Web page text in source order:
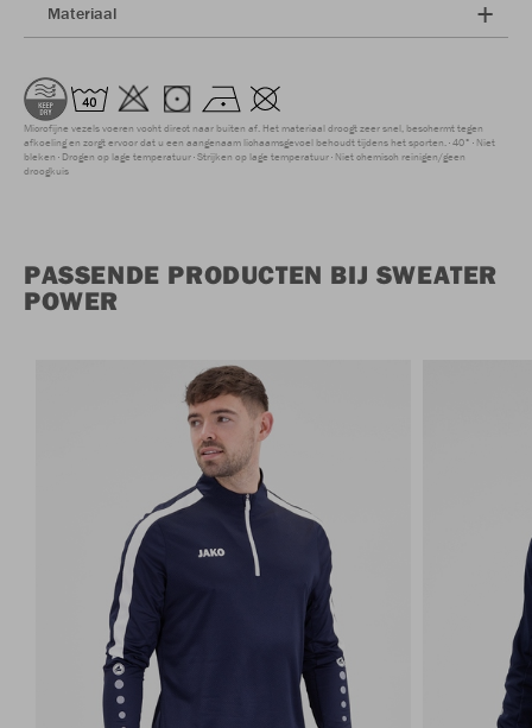
Materiaal
Microfijne vezels voeren vocht direct naar buiten af. Het materiaal droogt zeer snel, beschermt tegen
afkoeling en zorgt ervoor dat u een aangenaam lichaamsgevoel behoudt tijdens het sporten. 40° Niet
bleken Drogen op lage temperatuur Strijken op lage temperatuur Niet chemisch reinigen/geen
droogkuis
PASSENDE PRODUCTEN BIJ SWEATER
POWER